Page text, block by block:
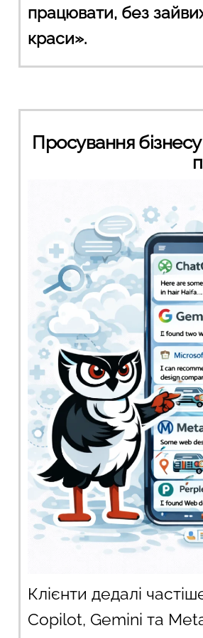
працювати, без
краси».
Просування бізнесу
Клієнти дедалі
Copilot, Gemini та